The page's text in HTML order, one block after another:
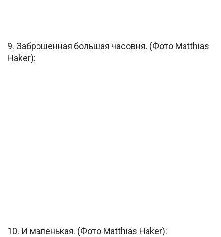
9. Заброшенная большая часовня. (Фото Matthias
Haker):
10. И маленькая. (Фото Matthias Haker):